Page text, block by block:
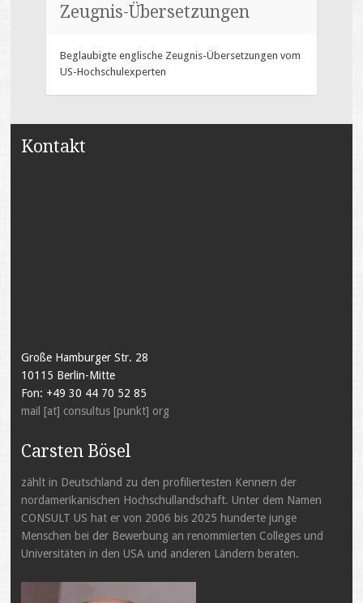
Zeugnis-Übersetzungen
Beglaubigte englische Zeugnis-Übersetzungen vom
US-Hochschulexperten
Kontakt
Große Hamburger Str. 28
10115 Berlin-Mitte
Fon: +49 30 44 70 52 85
mail [at] consultus [punkt] org
Carsten Bösel
zählt in Deutschland zu den profiliertesten Kennern der
nordamerikanischen Hochschullandschaft. Unter dem Namen
CONSULT US hat er von 2006 bis 2025 hunderte junge
Menschen bei der Bewerbung an renommierten Colleges und
Universitäten in den USA und anderen Ländern beraten.